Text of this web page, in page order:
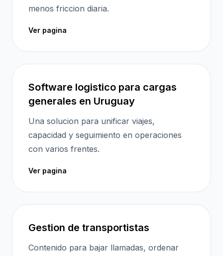
menos friccion diaria.
Ver pagina
Software logistico para cargas
generales en Uruguay
Una solucion para unificar viajes,
capacidad y seguimiento en operaciones
con varios frentes.
Ver pagina
Gestion de transportistas
Contenido para bajar llamadas, ordenar